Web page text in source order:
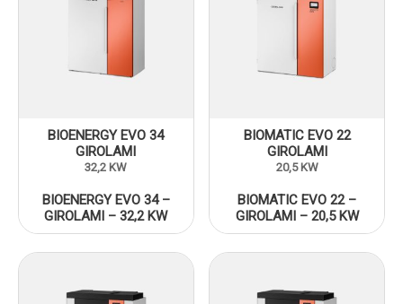
BIOENERGY EVO 34
GIROLAMI
32,2 KW
BIOENERGY EVO 34 –
GIROLAMI – 32,2 KW
BIOMATIC EVO 22
GIROLAMI
20,5 KW
BIOMATIC EVO 22 –
GIROLAMI – 20,5 KW